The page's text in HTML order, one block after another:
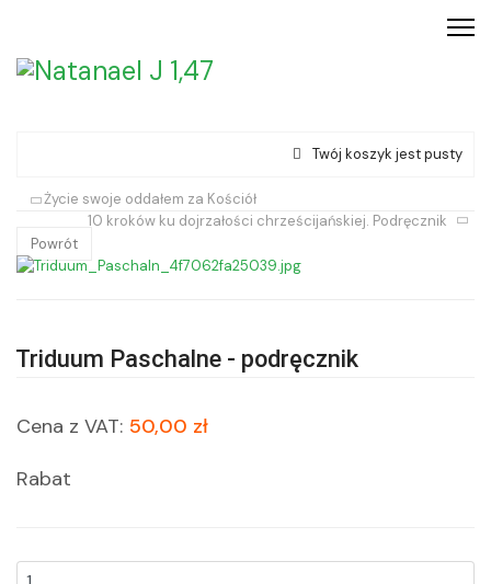
Twój koszyk jest pusty
Życie swoje oddałem za Kościół
10 kroków ku dojrzałości chrześcijańskiej. Podręcznik
Powrót
Triduum Paschalne - podręcznik
Cena z VAT: 50,00 zł
Rabat